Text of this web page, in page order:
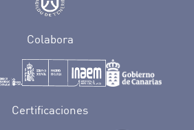
Colabora
Certificaciones